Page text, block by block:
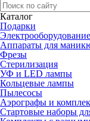
Каталог
Подарки
Электро­оборудование
Аппараты для
Фрезы
Стерилизация
УФ и LED лампы
Кольцевые лампы
Пылесосы
Аэрографы и
Стартовые наборы